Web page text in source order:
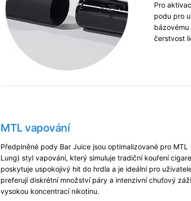
Pro
podu pro
bázovému
čerstvost
MTL vapování
Předplněné pody Bar Juice jsou optimalizované pro
Lung) styl vapování, který simuluje tradiční kouření
poskytuje uspokojivý hit do hrdla a je ideální pro
preferují diskrétní množství páry a intenzivní chuťový
vysokou koncentrací nikotinu.